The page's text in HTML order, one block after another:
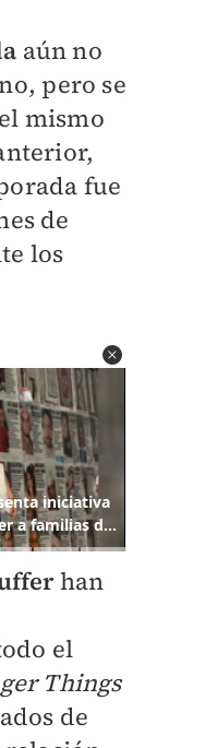
aún no
, pero se
mismo
fue
de
los
han
el
Things
de